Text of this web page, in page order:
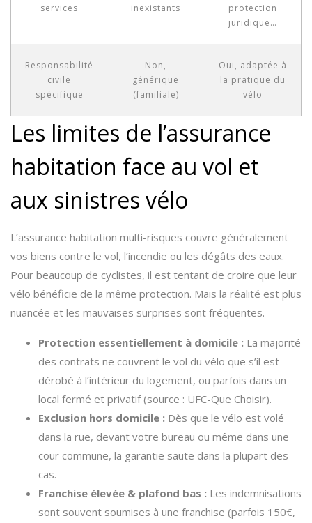
services
inexistants
protection
juridique…
Responsabilité
civile
spécifique
Non,
générique
(familiale)
Oui, adaptée à
la pratique du
vélo
Les limites de l’assurance
habitation face au vol et
aux sinistres vélo
L’assurance habitation multi-risques couvre généralement
vos biens contre le vol, l’incendie ou les dégâts des eaux.
Pour beaucoup de cyclistes, il est tentant de croire que leur
vélo bénéficie de la même protection. Mais la réalité est plus
nuancée et les mauvaises surprises sont fréquentes.
Protection essentiellement à domicile : La majorité
des contrats ne couvrent le vol du vélo que s’il est
dérobé à l’intérieur du logement, ou parfois dans un
local fermé et privatif (source : UFC-Que Choisir).
Exclusion hors domicile : Dès que le vélo est volé
dans la rue, devant votre bureau ou même dans une
cour commune, la garantie saute dans la plupart des
cas.
Franchise élevée & plafond bas : Les indemnisations
sont souvent soumises à une franchise (parfois 150€,